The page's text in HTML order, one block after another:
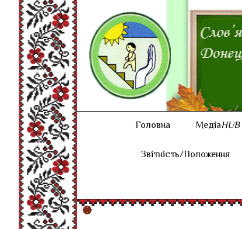
Головна МедіаHUB
Звітність/Положення